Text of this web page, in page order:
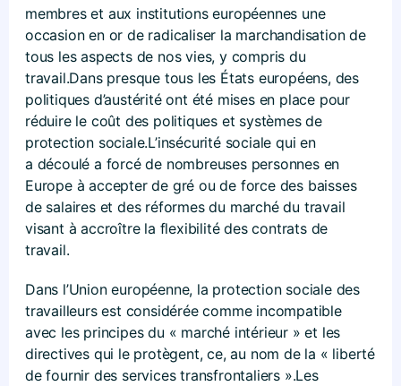
membres et aux institutions européennes une
occasion en or de radicaliser la marchandisation de
tous les aspects de nos vies, y compris du
travail.Dans presque tous les États européens, des
politiques d’austérité ont été mises en place pour
réduire le coût des politiques et systèmes de
protection sociale.L’insécurité sociale qui en
a découlé a forcé de nombreuses personnes en
Europe à accepter de gré ou de force des baisses
de salaires et des réformes du marché du travail
visant à accroître la flexibilité des contrats de
travail.
Dans l’Union européenne, la protection sociale des
travailleurs est considérée comme incompatible
avec les principes du « marché intérieur » et les
directives qui le protègent, ce, au nom de la « liberté
de fournir des services transfrontaliers ».Les